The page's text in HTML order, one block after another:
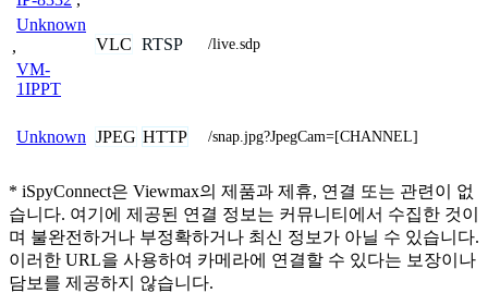
Unknown
,
VM-
1IPPT
VLC RTSP /live.sdp
Unknown JPEG HTTP /snap.jpg?JpegCam=[CHANNEL]
* iSpyConnect은 Viewmax의 제품과 제휴, 연결 또는 관련이 없
습니다. 여기에 제공된 연결 정보는 커뮤니티에서 수집한 것이
며 불완전하거나 부정확하거나 최신 정보가 아닐 수 있습니다.
이러한 URL을 사용하여 카메라에 연결할 수 있다는 보장이나
담보를 제공하지 않습니다.